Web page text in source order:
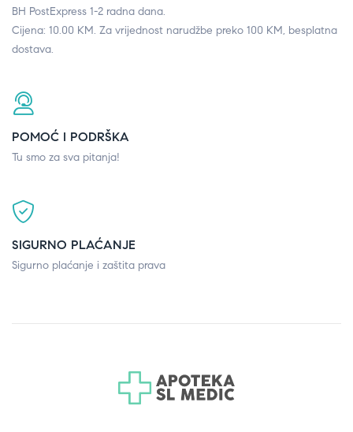
BH PostExpress 1-2 radna dana.
Cijena: 10.00 KM. Za vrijednost narudžbe preko 100 KM, besplatna
dostava.
POMOĆ I PODRŠKA
Tu smo za sva pitanja!
SIGURNO PLAĆANJE
Sigurno plaćanje i zaštita prava